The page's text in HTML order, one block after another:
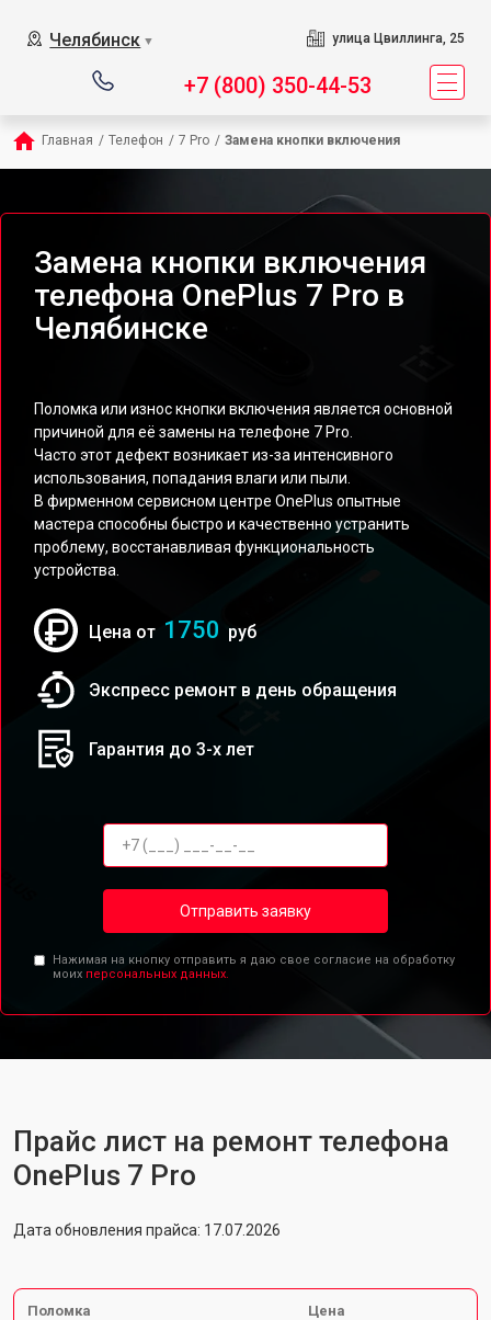
Челябинск ▼ улица Цвиллинга, 25
+7 (800) 350-44-53
Главная / Телефон / 7 Pro / Замена кнопки включения
Замена кнопки включения
телефона OnePlus 7 Pro в
Челябинске
Поломка или износ кнопки включения является основной
причиной для её замены на телефоне 7 Pro.
Часто этот дефект возникает из-за интенсивного
использования, попадания влаги или пыли.
В фирменном сервисном центре OnePlus опытные
мастера способны быстро и качественно устранить
проблему, восстанавливая функциональность
устройства.
Цена от 1750 руб
Экспресс ремонт в день обращения
Гарантия до 3-х лет
Отправить заявку
Нажимая на кнопку отправить я даю свое согласие на обработку
моих персональных данных.
Прайс лист на ремонт телефона
OnePlus 7 Pro
Дата обновления прайса: 17.07.2026
Поломка Цена